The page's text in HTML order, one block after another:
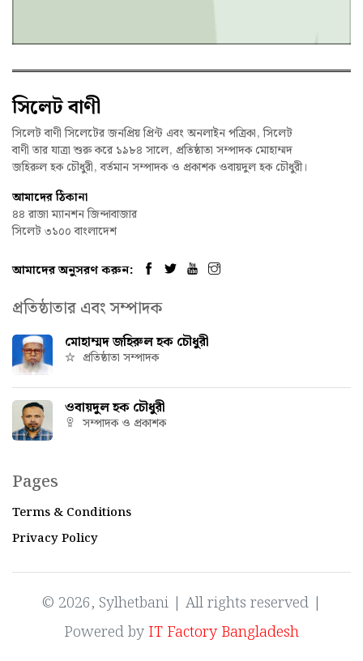
সিলেট বাণী
সিলেট বাণী সিলেটের জনপ্রিয় প্রিন্ট এবং অনলাইন পত্রিকা, সিলেট
বাণী তার যাত্রা শুরু করে ১৯৮৪ সালে, প্রতিষ্ঠাতা সম্পাদক মোহাম্মদ
জহিরুল হক চৌধুরী, বর্তমান সম্পাদক ও প্রকাশক ওবায়দুল হক চৌধুরী।
আমাদের ঠিকানা
৪৪ রাজা ম্যানশন জিন্দাবাজার
সিলেট ৩১০০ বাংলাদেশ
আমাদের অনুসরণ করুন:
প্রতিষ্ঠাতার এবং সম্পাদক
মোহাম্মদ জহিরুল হক চৌধুরী
প্রতিষ্ঠাতা সম্পাদক
ওবায়দুল হক চৌধুরী
সম্পাদক ও প্রকাশক
Pages
Terms & Conditions
Privacy Policy
© 2026, Sylhetbani | All rights reserved |
Powered by IT Factory Bangladesh